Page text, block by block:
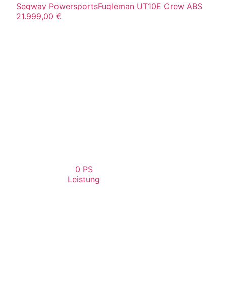
Segway PowersportsFugleman UT10E Crew ABS
21.999,00 €
0 PS
Leistung